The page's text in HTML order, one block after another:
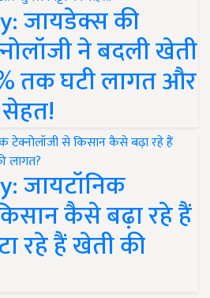
जायडेक्स की
ने बदली खेती
तक घटी लागत और
सेहत!
जायटॉनिक
कैसे बढ़ा रहे हैं
रहे हैं खेती की